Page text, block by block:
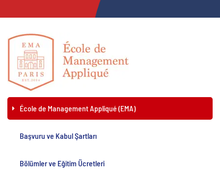
École de Management Appliqué (EMA)
Başvuru ve Kabul Şartları
Bölümler ve Eğitim Ücretleri